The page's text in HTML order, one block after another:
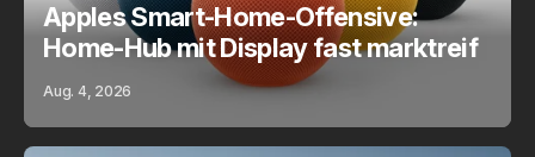
Apples Smart-Home-Offensive:
Home-Hub mit Display fast marktreif
Aug. 4, 2026